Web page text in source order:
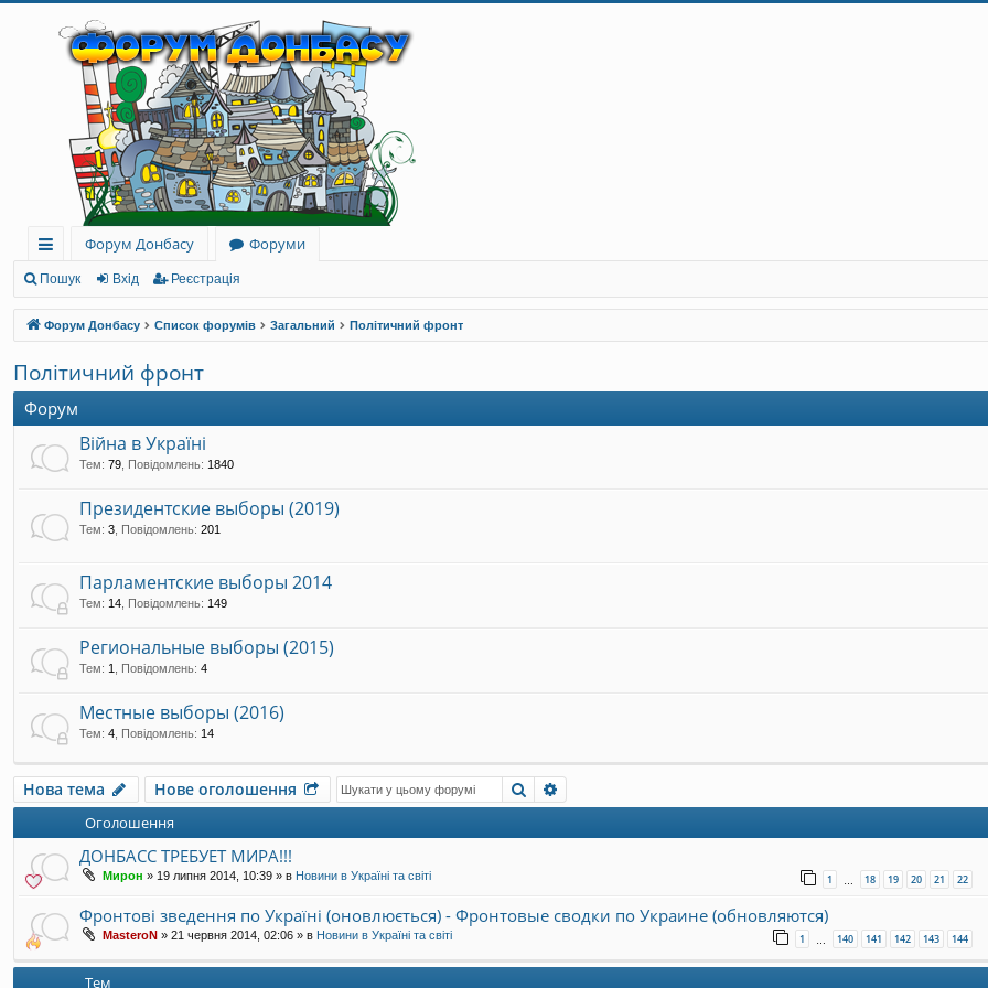
ви
дк
и
й
до
ст
Форум Донбасу
Форуми
Пошук Вхід Реєстрація
Форум Донбасу Список форумів Загальний Політичний фронт
Політичний фронт
Форум
Війна в Україні
Тем: 79 Повідомлень: 1840
Президентские выборы (2019)
Тем: 3 Повідомлень: 201
Парламентские выборы 2014
Тем: 14 Повідомлень: 149
Региональные выборы (2015)
Тем: 1 Повідомлень: 4
Местные выборы (2016)
Тем: 4 Повідомлень: 14
Нова тема Нове оголошення Пошук
Оголошення
ДОНБАСС ТРЕБУЕТ МИРА!!!
Мирон » 19 липня 2014, 10:39 » в Новини в Україні та світі 1 … 18 19 20 21 22
Фронтові зведення по Україні (оновлюється) - Фронтовые сводки по Украине (обновляются)
MasteroN » 21 червня 2014, 02:06 » в Новини в Україні та світі 1 … 140 141 142 143 144
Тем